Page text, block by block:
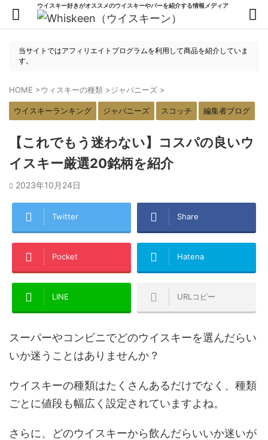
ウイスキー好きがオススメのウイスキーやバーを紹介する情報メディア
当サイトではアフィリエイトプログラムを利用して商品を紹介していま
す。
HOME >ウィスキーの種類 >ジャパニーズ >
ウイスキーランキング ジャパニーズ スコッチ 編集者ブログ
【これでもう迷わない】コスパの良いウ
イスキー厳選20銘柄を紹介
2023年10月24日
Twitter Share
Pocket Hatena
LINE URLコピー
スーパーやコンビニでどのウイスキーを選んだらい
いか迷うことはありませんか？
ウイスキーの種類はたくさんあるだけでなく、種類
ごとに値段も幅広く設定されていますよね。
さらに、どのウイスキーから飲んだらいいか迷いが